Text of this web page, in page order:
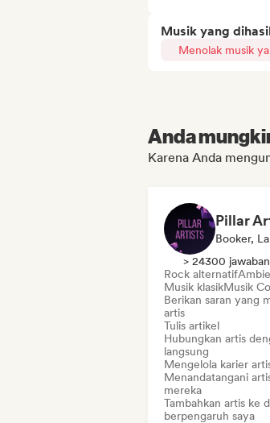
Musik yang
Menolak musik
Anda
Karena Anda
Pillar
> 24300
Rock alternatif
Musik klasikMusik
Berikan saran yang
artis
Tulis artikel
Hubungkan artis
langsung
Mengelola karier
Menandatangani
mereka
Tambahkan artis ke
berpengaruh saya